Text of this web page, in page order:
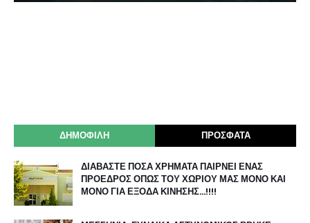
ΔΗΜΟΦΙΛΗ ΠΡΟΣΦΑΤΑ
ΔΙΑΒΑΣΤΕ ΠΟΣΑ ΧΡΗΜΑΤΑ ΠΑΙΡΝΕΙ ΕΝΑΣ
ΠΡΟΕΔΡΟΣ ΟΠΩΣ ΤΟΥ ΧΩΡΙΟΥ ΜΑΣ ΜΟΝΟ ΚΑΙ
ΜΟΝΟ ΓΙΑ ΕΞΟΔΑ ΚΙΝΗΣΗΣ…!!!!